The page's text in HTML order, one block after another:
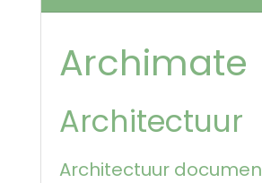
Archimate
Architectuur
Architectuur